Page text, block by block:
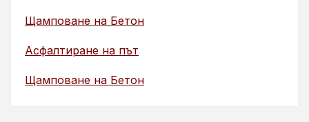
Щамповане на Бетон
Асфалтиране на път
Щамповане на Бетон